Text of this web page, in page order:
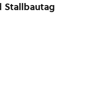
Stallbautag